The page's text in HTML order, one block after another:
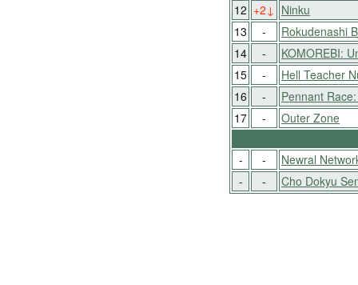
12 +2↓ Ninku
13
- Rokudenashi
14
- KOMOREBI:
15
- Hell Teacher
16
- Pennant
17
- Outer Zone
-
- Newral
-
- Cho Dokyu